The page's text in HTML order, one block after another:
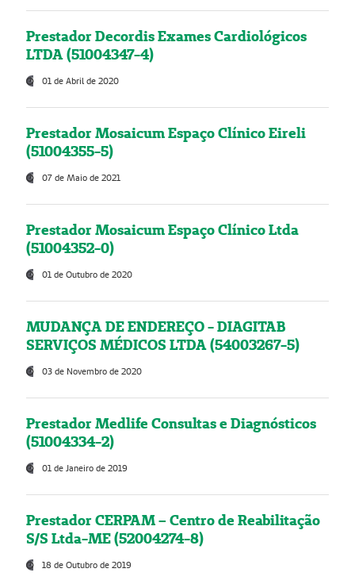
Prestador Decordis Exames Cardiológicos
LTDA (51004347-4)
01 de Abril de 2020
Prestador Mosaicum Espaço Clínico Eireli
(51004355-5)
07 de Maio de 2021
Prestador Mosaicum Espaço Clínico Ltda
(51004352-0)
01 de Outubro de 2020
MUDANÇA DE ENDEREÇO - DIAGITAB
SERVIÇOS MÉDICOS LTDA (54003267-5)
03 de Novembro de 2020
Prestador Medlife Consultas e Diagnósticos
(51004334-2)
01 de Janeiro de 2019
Prestador CERPAM – Centro de Reabilitação
S/S Ltda-ME (52004274-8)
18 de Outubro de 2019